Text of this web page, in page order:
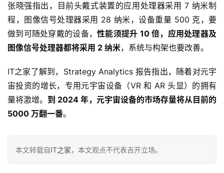
首
智
车
代
张晓强指出，目前头戴式装置的应用处理器采用 7 纳米制
程，图像信号处理器采用 28 纳米，设备重量 500 克，要
做到可随处穿戴的设备，性能须提升 10 倍，应用处理器及
图像信号处理器都将采用 2 纳米，系统与构架也要改善。
IT之家了解到，Strategy Analytics 报告指出，随着对元宇
宙投资的增长，专用元宇宙设备（VR 和 AR 头显）的拥有
量将激增。 到 2024 年，元宇宙设备的市场存量将从目前的
5000 万翻一番。
本文转载自IT之家，本文观点不代表吉开立场。